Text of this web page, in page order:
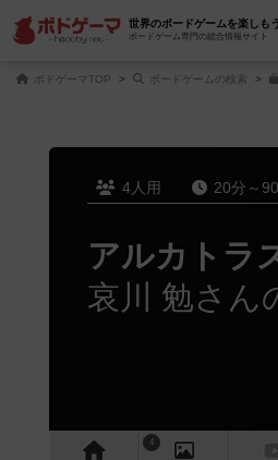
世界のボードゲームを楽しも
ボードゲーム専門の総合情報サイト
ボドゲーマTOP ボードゲームの検索
4人用 20分～
アルカトラ
哀川 勉さん
4